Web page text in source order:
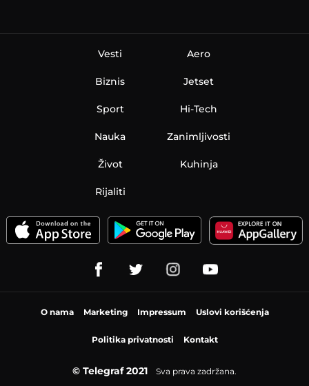
Vesti
Biznis
Sport
Nauka
Aero
Jetset
Hi-Tech
Zanimljivosti
Život Kuhinja
Rijaliti
O nama Marketing Impressum Uslovi korišćenja
Politika privatnosti Kontakt
© Telegraf 2021 Sva prava zadržana.